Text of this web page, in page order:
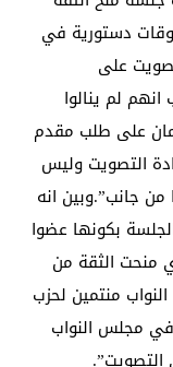
دستورية في
على
لم ينالوا
على طلب مقدم
التصويت وليس
من جانب”.وبين انه
بكونها عضوا
منحت الثقة من
منتمين لحزب
في مجلس النواب